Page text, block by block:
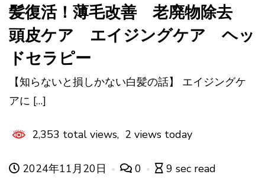
髪復活！薄毛改善 老廃物除去
頭皮ケア エイジングケア ヘッ
ドセラピー
【知らないと損しかない白髪の話】 エイジングケ
アに […]
2,353 total views, 2 views today
2024年11月20日 0 9 sec read